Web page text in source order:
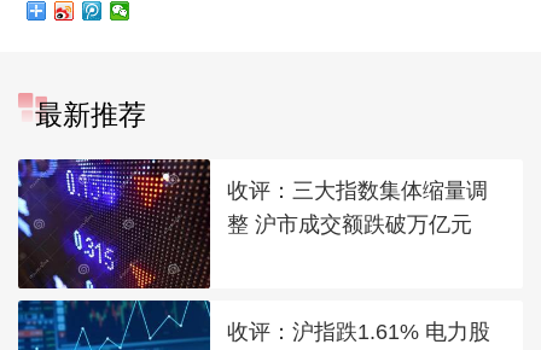
最新推荐
收评：三大指数集体缩量调
整 沪市成交额跌破万亿元
收评：沪指跌1.61% 电力股